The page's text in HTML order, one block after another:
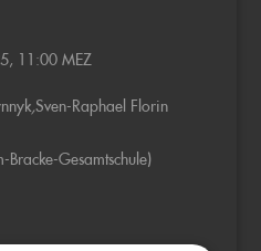
11:00 MEZ
,Sven-Raphael Florin
Bracke-Gesamtschule)